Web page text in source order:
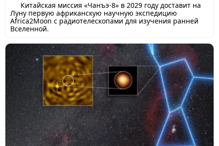
Китайская миссия «Чанъэ-8» в 2029 году доставит на
Луну первую африканскую научную экспедицию
Africa2Moon с радиотелескопами для изучения ранней
Вселенной.